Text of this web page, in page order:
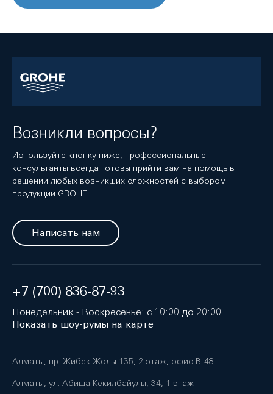
Возникли вопросы?
Используйте кнопку ниже, профессиональные
консультанты всегда готовы прийти вам на помощь в
решении любых возникших сложностей с выбором
продукции GROHE
Написать нам
+7 (700) 836-87-93
Понедельник - Воскресенье: с 10:00 до 20:00
Показать шоу-румы на карте
Алматы, пр. Жибек Жолы 135, 2 этаж, офис B-48
Алматы, ул. Абиша Кекилбайулы, 34, 1 этаж